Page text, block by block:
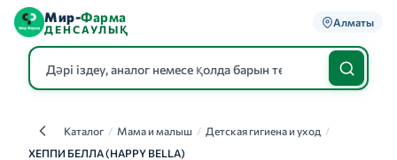
Мир-Фарма
ДЕНСАУЛЫҚ
Алматы
КаталогКаталог / Мама и малыш / Детская гигиена и уход /
ХЕППИ БЕЛЛА (HAPPY BELLA)